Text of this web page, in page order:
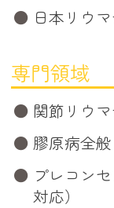
日本リウ
専門領域
関節リウ
膠原病全般
プレコン
対応）